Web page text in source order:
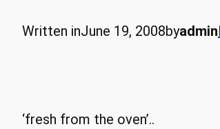
Written inJune 19, 2008byadmin
‘fresh from the oven’..